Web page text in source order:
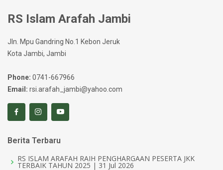
RS Islam Arafah Jambi
Jln. Mpu Gandring No.1 Kebon Jeruk
Kota Jambi, Jambi
Phone: 0741-667966
Email: rsi.arafah_jambi@yahoo.com
Berita Terbaru
RS ISLAM ARAFAH RAIH PENGHARGAAN PESERTA JKK
TERBAIK TAHUN 2025 | 31 Jul 2026